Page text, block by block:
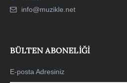
info@muzikle.net
BÜLTEN ABONELIĞI
E-posta Adresiniz